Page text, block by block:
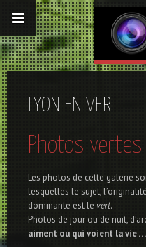
LYON EN VERT
Photos vertes
Les photos de cette galerie
lesquelles le sujet,
dominante est le vert.
Photos de jour ou de nuit,
aiment ou qui voient la vie